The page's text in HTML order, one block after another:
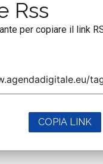
Rss
per copiare il link
COPIA LINK